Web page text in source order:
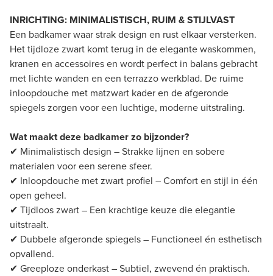
INRICHTING: MINIMALISTISCH, RUIM & STIJLVAST
Een badkamer waar strak design en rust elkaar versterken.
Het tijdloze zwart komt terug in de elegante waskommen,
kranen en accessoires en wordt perfect in balans gebracht
met lichte wanden en een terrazzo werkblad. De ruime
inloopdouche met matzwart kader en de afgeronde
spiegels zorgen voor een luchtige, moderne uitstraling.
Wat maakt deze badkamer zo bijzonder?
✔ Minimalistisch design – Strakke lijnen en sobere
materialen voor een serene sfeer.
✔ Inloopdouche met zwart profiel – Comfort en stijl in één
open geheel.
✔ Tijdloos zwart – Een krachtige keuze die elegantie
uitstraalt.
✔ Dubbele afgeronde spiegels – Functioneel én esthetisch
opvallend.
✔ Greeploze onderkast – Subtiel, zwevend én praktisch.